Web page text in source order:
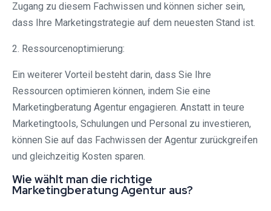
Zugang zu diesem Fachwissen und können sicher sein,
dass Ihre Marketingstrategie auf dem neuesten Stand ist.
2. Ressourcenoptimierung:
Ein weiterer Vorteil besteht darin, dass Sie Ihre
Ressourcen optimieren können, indem Sie eine
Marketingberatung Agentur engagieren. Anstatt in teure
Marketingtools, Schulungen und Personal zu investieren,
können Sie auf das Fachwissen der Agentur zurückgreifen
und gleichzeitig Kosten sparen.
Wie wählt man die richtige
Marketingberatung Agentur aus?